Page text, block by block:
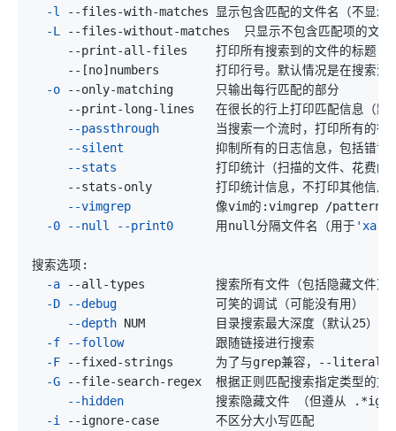
-l
-L
     --
[no]
-o
--print-long-lines   在很长的行上打印匹配信息（默
--passthrough
--silent
--stats
--vimgrep
-0
--null --print0
      用null分隔文件名（用于
-a
-D
--debug
--depth
-f
--follow
-F
-G
--hidden
-i